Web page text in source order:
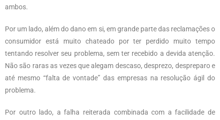
ambos.
Por um lado, além do dano em si, em grande parte das reclamações o
consumidor está muito chateado por ter perdido muito tempo
tentando resolver seu problema, sem ter recebido a devida atenção.
Não são raras as vezes que alegam descaso, desprezo, despreparo e
até mesmo “falta de vontade” das empresas na resolução ágil do
problema.
Por outro lado, a falha reiterada combinada com a facilidade de